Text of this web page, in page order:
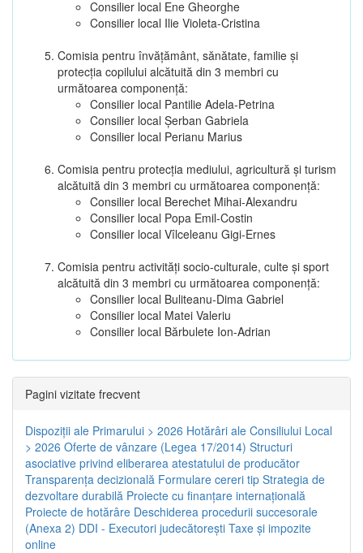
Consilier local Ene Gheorghe
Consilier local Ilie Violeta-Cristina
Comisia pentru învăţământ, sănătate, familie şi
protecţia copilului alcătuită din 3 membri cu
următoarea componenţă:
Consilier local Pantilie Adela-Petrina
Consilier local Șerban Gabriela
Consilier local Perianu Marius
Comisia pentru protecţia mediului, agricultură şi turism
alcătuită din 3 membri cu următoarea componenţă:
Consilier local Berechet Mihai-Alexandru
Consilier local Popa Emil-Costin
Consilier local Vîlceleanu Gigi-Ernes
Comisia pentru activităţi socio-culturale, culte şi sport
alcătuită din 3 membri cu următoarea componenţă:
Consilier local Buliteanu-Dima Gabriel
Consilier local Matei Valeriu
Consilier local Bărbulete Ion-Adrian
Pagini vizitate frecvent
Dispoziţii ale Primarului > 2026 Hotărâri ale Consiliului Local
> 2026 Oferte de vânzare (Legea 17/2014) Structuri
asociative privind eliberarea atestatului de producător
Transparenţa decizională Formulare cereri tip Strategia de
dezvoltare durabilă Proiecte cu finanţare internaţională
Proiecte de hotărâre Deschiderea procedurii succesorale
(Anexa 2) DDI - Executori judecătorești Taxe şi impozite
online